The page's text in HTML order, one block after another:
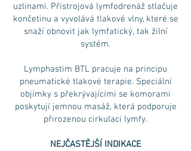
uzlinami. Přístrojová lymfodrenáž stlačuje
končetinu a vyvolává tlakové vlny, které se
snaží obnovit jak lymfatický, tak žilní
systém.
Lymphastim BTL pracuje na principu
pneumatické tlakové terapie. Speciální
objímky s překrývajícími se komorami
poskytují jemnou masáž, která podporuje
přirozenou cirkulaci lymfy.
NEJČASTĚJŠÍ INDIKACE